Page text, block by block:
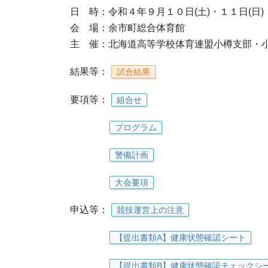
日 時：令和４年９月１０日(土)・１１日(日)
会 場：余市町総合体育館
主 催：北海道高等学校体育連盟小樽支部・
結果等： 試合結果
要項等： 組合せ
プログラム
警備計画
大会要項
申込等： 競技運営上の注意
【提出書類A】健康状態確認シート
【提出書類B】健康状態確認チェックシ